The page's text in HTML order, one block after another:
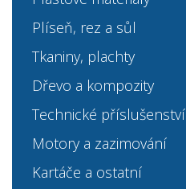
Plíseň, rez a sůl
Tkaniny, plachty
Dřevo a kompozity
Technické příslušenství
Motory a zazimování
Kartáče a ostatní